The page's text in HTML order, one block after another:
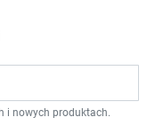
i nowych produktach.